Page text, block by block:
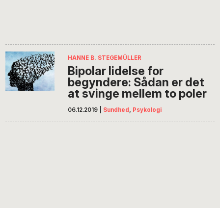
HANNE B. STEGEMÜLLER
Bipolar lidelse for
begyndere: Sådan er det
at svinge mellem to poler
06.12.2019 Sundhed , Psykologi